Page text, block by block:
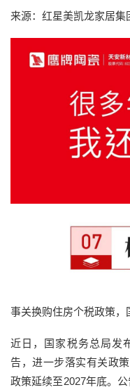
来源：红星美凯龙家居集
事关换购住房个税政策，
近日，国家税务总局发
告，进一步落实有关政
政策延续至2027年底。